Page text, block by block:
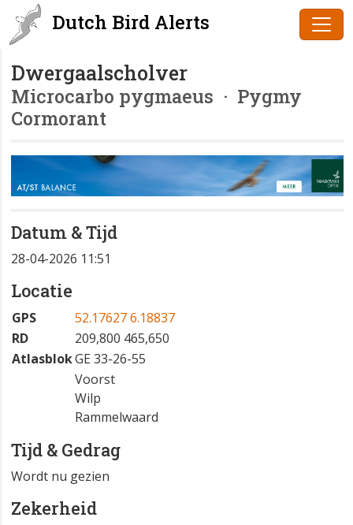
Dutch Bird Alerts
Dwergaalscholver
Microcarbo pygmaeus · Pygmy
Cormorant
Datum & Tijd
28-04-2026 11:51
Locatie
GPS
52.17627 6.18837
RD
209,800 465,650
AtlasblokGE 33-26-55
Voorst
Wilp
Rammelwaard
Tijd & Gedrag
Wordt nu gezien
Zekerheid